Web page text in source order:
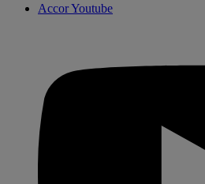
Accor Youtube